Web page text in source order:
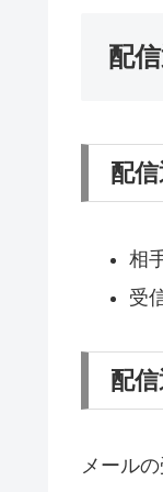
配
配
相
受
配
メール